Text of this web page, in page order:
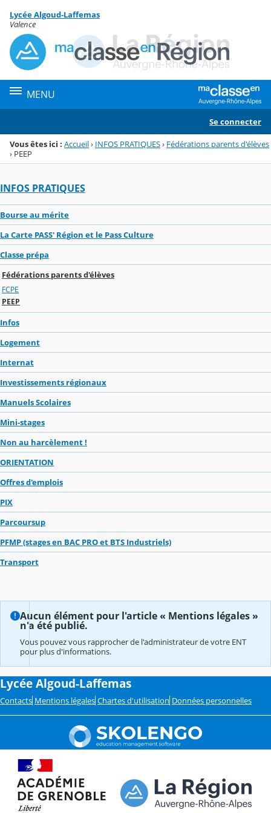
Menu de la rubrique
Contenu
Lycée Algoud-Laffemas
Valence
MENU
Se connecter
Vous êtes ici : Accueil› INFOS PRATIQUES› Fédérations parents d'élèves
› PEEP
INFOS PRATIQUES
Bourse au mérite
La Carte PASS' Région et le Pass Culture
Classe prépa
Fédérations parents d'élèves
FCPE
PEEP
Infos
Logement
Internat
Investissements régionaux
Manuels Scolaires
Mini-stages
Non au harcèlement !
ORIENTATION
Offres d'emplois
PIX
Parcoursup
PFMP (stages en BAC PRO et BTS Industriels)
Transport
Aucun élément pour l'article « Mentions légales »
n'a été publié.
Vous pouvez vous rapprocher de l'administrateur de votre ENT
pour plus d'informations.
Lycée Algoud-Laffemas
Contacts Mentions légales Chartes d'utilisation Données personnelles